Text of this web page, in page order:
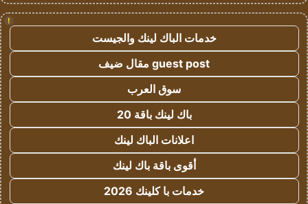
!
خدمات الباك لينك والجيست
guest post مقال ضيف
سوق العرب
باك لينك باقة 20
اعلانات الباك لينك
أقوى باقة باك لينك
خدمات با كلينك 2026